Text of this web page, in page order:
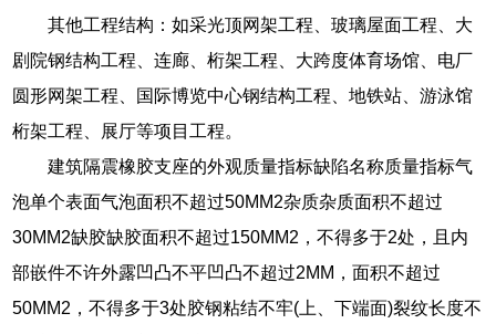
其他工程结构：如采光顶网架工程、玻璃屋面工程、大
剧院钢结构工程、连廊、桁架工程、大跨度体育场馆、电厂
圆形网架工程、国际博览中心钢结构工程、地铁站、游泳馆
桁架工程、展厅等项目工程。
建筑隔震橡胶支座的外观质量指标缺陷名称质量指标气
泡单个表面气泡面积不超过50MM2杂质杂质面积不超过
30MM2缺胶缺胶面积不超过150MM2，不得多于2处，且内
部嵌件不许外露凹凸不平凹凸不超过2MM，面积不超过
50MM2，不得多于3处胶钢粘结不牢(上、下端面)裂纹长度不